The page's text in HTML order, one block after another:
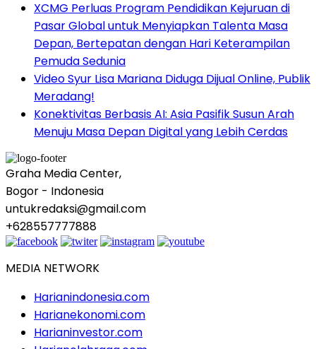
XCMG Perluas Program Pendidikan Kejuruan di
Pasar Global untuk Menyiapkan Talenta Masa
Depan, Bertepatan dengan Hari Keterampilan
Pemuda Sedunia
Video Syur Lisa Mariana Diduga Dijual Online, Publik
Meradang!
Konektivitas Berbasis AI: Asia Pasifik Susun Arah
Menuju Masa Depan Digital yang Lebih Cerdas
Graha Media Center,
Bogor - Indonesia
untukredaksi@gmail.com
+628557777888
MEDIA NETWORK
Harianindonesia.com
Harianekonomi.com
Harianinvestor.com